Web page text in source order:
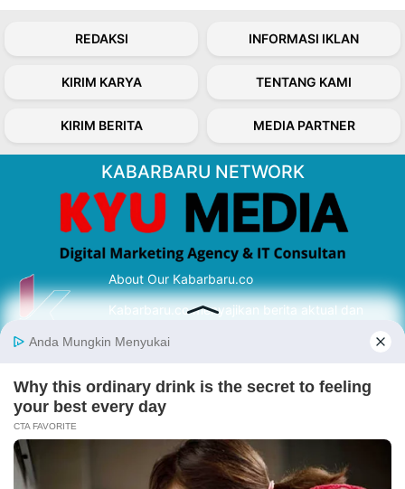
REDAKSI INFORMASI IKLAN
KIRIM KARYA TENTANG KAMI
KIRIM BERITA MEDIA PARTNER
KABARBARU NETWORK
About Our Kabarbaru.co
Kabarbaru.co menyajikan berita aktual dan
serta terverifikasi dari sumber yang tepat.
Follow Kabarbaru